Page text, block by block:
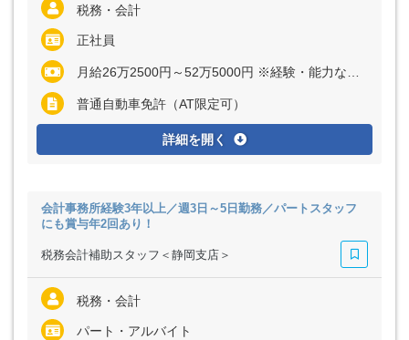
税務・会計
正社員
月給26万2500円～52万5000円 ※経験・能力など考慮の上、決定いたします ※上記に固定残業代（月40時間分＝6万2500円～12万5000円）を含む ※超過分は別途全額支給
普通自動車免許（AT限定可）
詳細を開く
会計事務所経験3年以上／週3日～5日勤務／パートスタッフ
にも賞与年2回あり！
税務会計補助スタッフ＜静岡支店＞
税務・会計
パート・アルバイト